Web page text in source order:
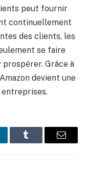
peut fournir
continuellement
des clients, les
se faire
prospérer. Grâce à
devient une
Tumblr Email